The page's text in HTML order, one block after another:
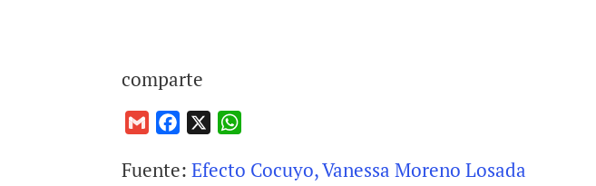
comparte
G
a
c
a
Fuente:Efecto Cocuyo, Vanessa Moreno Losada